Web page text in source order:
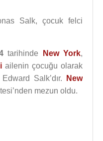
Salk, çocuk felci
tarihinde New York,
ailenin çocuğu olarak
Salk’dır.
New
mezun oldu.